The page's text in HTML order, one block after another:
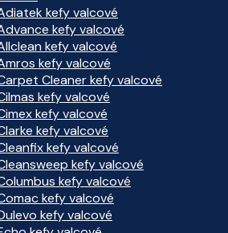
kefy valcové
kefy valcové
kefy valcové
kefy valcové
Cleaner kefy valcové
kefy valcové
kefy valcové
kefy valcové
kefy valcové
kefy valcové
kefy valcové
kefy valcové
kefy valcové